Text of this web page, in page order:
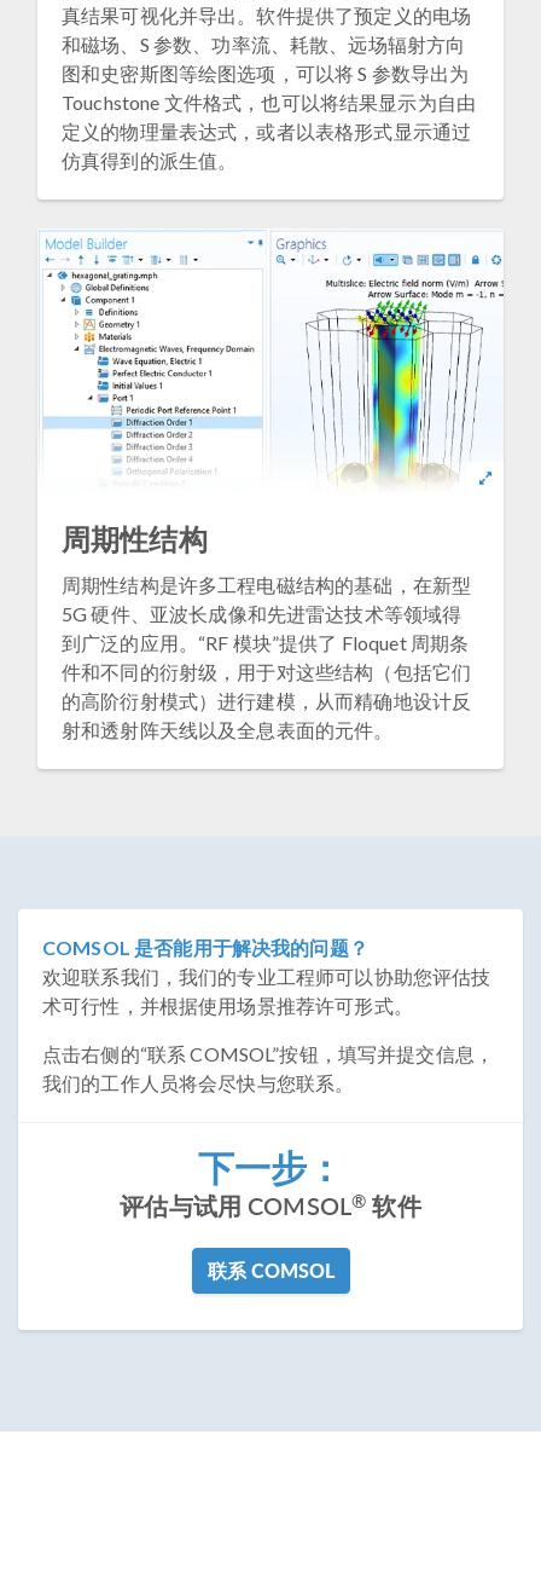
真结果可视化并导出。软件提供了预定义的电场
和磁场、S 参数、功率流、耗散、远场辐射方向
图和史密斯图等绘图选项，可以将 S 参数导出为
Touchstone 文件格式，也可以将结果显示为自由
定义的物理量表达式，或者以表格形式显示通过
仿真得到的派生值。
周期性结构
周期性结构是许多工程电磁结构的基础，在新型
5G 硬件、亚波长成像和先进雷达技术等领域得
到广泛的应用。“RF 模块”提供了 Floquet 周期条
件和不同的衍射级，用于对这些结构（包括它们
的高阶衍射模式）进行建模，从而精确地设计反
射和透射阵天线以及全息表面的元件。
COMSOL 是否能用于解决我的问题？
欢迎联系我们，我们的专业工程师可以协助您评估技
术可行性，并根据使用场景推荐许可形式。
点击右侧的“联系 COMSOL”按钮，填写并提交信息，
我们的工作人员将会尽快与您联系。
下一步：
评估与试用 COMSOL® 软件
联系 COMSOL